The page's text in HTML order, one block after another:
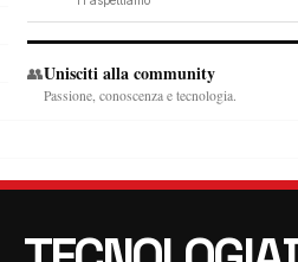
👥Unisciti alla community
Passione, conoscenza e tecnologia.